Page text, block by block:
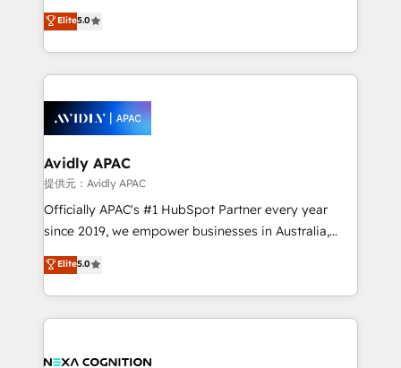
integrate HubSpot with complex solutions like SAP,
MicroSoft, custom solutions,... Our company also has
Retail execution, CPQ, customer portals and
HubSpot CMS developments. And we're champions
upgrading and streamlining every single revenue-
generating aspect of your business. We’re proud
HubSpot Elite Solutions Partners and devout CRM
nerds who can harness HubSpot’s custom digital
experience. Working hand-in-hand with your team,
we’ll assemble a RevOps machine that drives more
traffic, generates better leads and crushes your
revenue goals. We've worked with thousands of
HubSpot customers and we'd love to work with you
too! Clients come to us for: Advanced CRM solutions
HubSpot Data System Migrations between systems
to HubSpot New lead generation strategies Time-
Elite5.0
Avidly APAC
提供元：Avidly APAC
Officially APAC's #1 HubSpot Partner every year
since 2019, we empower businesses in Australia,
New Zealand, and globally to realise their full
potential through enterprise HubSpot CRM
implementation. And we deliver best practice across
the whole HubSpot platform, covering marketing,
all businesses, from start-up to Enterprise, and have
Elite5.0